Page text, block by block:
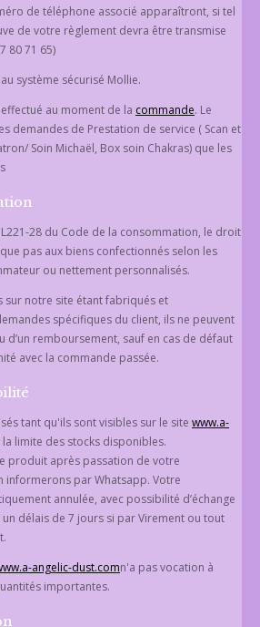
de téléphone associé apparaîtront, si tel
de votre règlement devra être transmise
80 71 65)
système sécurisé Mollie.
au moment de la commande. Le
demandes de Prestation de service ( Scan et
Soin Michaël, Box soin Chakras) que les
28 du Code de la consommation, le droit
pas aux biens confectionnés selon les
ou nettement personnalisés.
sur notre site étant fabriqués et
spécifiques du client, ils ne peuvent
d’un remboursement, sauf en cas de défaut
avec la commande passée.
tant qu'ils sont visibles sur le site www.a-
la limite des stocks disponibles.
produit après passation de votre
informerons par Whatsapp. Votre
annulée, avec possibilité d’échange
délais de 7 jours si par Virement ou tout
angelic-dust.comn'a pas vocation à
importantes.